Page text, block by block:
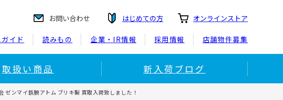
お問い合わせ はじめての方 オンラインストア
イド 読みもの 企業・IR情報 採用情報 店舗物件募集
取扱い商品 新入荷ブログ
ゼンマイ鉄腕アトム ブリキ製 買取入荷致しました！